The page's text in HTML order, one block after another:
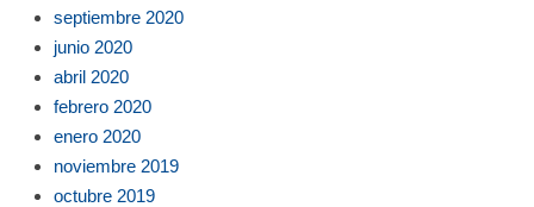
septiembre 2020
junio 2020
abril 2020
febrero 2020
enero 2020
noviembre 2019
octubre 2019